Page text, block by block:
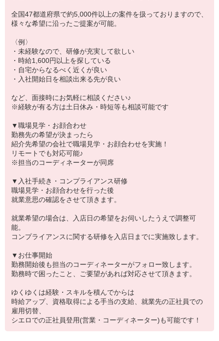
全国47都道府県で約5,000件以上の案件を扱っておりますので、
様々な希望に沿ったご提案が可能。
〈例〉
・未経験なので、研修が充実して欲しい
・時給1,600円以上を探している
・自宅からなるべく近くが良い
・入社開始日を相談出来る先が良い
など、面接時にお気軽に相談ください♪
※経験が有る方は土日休み・時短等も相談可能です
▼職場見学・お顔合わせ
勤務先の希望が決まったら
紹介先希望の会社で職場見学・お顔合わせを実施！
リモートでも対応可能♪
※担当のコーディネーターが同席
▼入社手続き・コンプライアンス研修
職場見学・お顔合わせを行った後
就業意思の確認をさせて頂きます。
就業希望の場合は、入店日の希望をお伺いしたうえで調整可
能。
コンプライアンスに関する研修を入店日までに実施致します。
▼お仕事開始
勤務開始後も担当のコーディネーターがフォロー致します。
勤務時で困ったこと、ご要望があれば対応させて頂きます。
ゆくゆくは経験・スキルを積んでからは
時給アップ、資格取得による手当の支給、就業先の正社員での
雇用切替、
シエロでの正社員登用(営業・コーディネーター)も可能です！